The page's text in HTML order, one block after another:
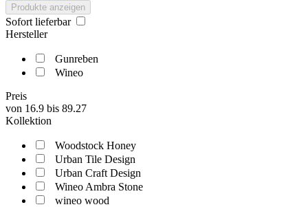
Produkte anzeigen
Sofort lieferbar
Hersteller
Gunreben
Wineo
Preis
von 16.9 bis 89.27
Kollektion
Woodstock Honey
Urban Tile Design
Urban Craft Design
Wineo Ambra Stone
wineo wood